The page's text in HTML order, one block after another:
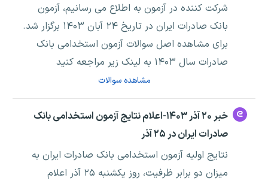
شرکت کننده در آزمون به اطلاع می رسانیم، آزمون
بانک صادرات ایران در تاریخ ۲۴ آبان ۱۴۰۳ برگزار شد.
برای مشاهده اصل سوالات آزمون استخدامی بانک
صادرات سال ۱۴۰۳ به لینک زیر مراجعه کنید
مشاهده سوالات
خبر ۲۰ آذر ۱۴۰۳-اعلام نتایج آزمون استخدامی بانک
صادرات ایران در ۲۵ آذر
​نتایج اولیه آزمون استخدامی بانک صادرات ایران به
میزان دو برابر ظرفیت، روز یکشنبه ۲۵ آذر اعلام